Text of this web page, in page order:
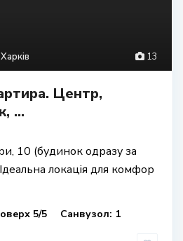
13
Харків
Центр,
...
10 (будинок одразу за
локація для комфор
5/5 Санвузол: 1